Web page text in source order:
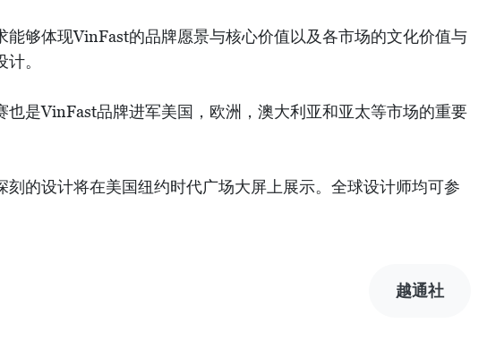
能够体现VinFast的品牌愿景与核心价值以及各市场的文化价值与
。
也是VinFast品牌进军美国，欧洲，澳大利亚和亚太等市场的重要
刻的设计将在美国纽约时代广场大屏上展示。全球设计师均可参
越通社